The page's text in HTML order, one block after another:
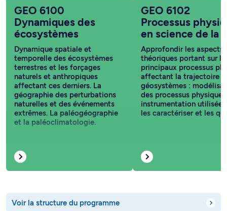
GEO 6100
Dynamiques des
écosystèmes
Dynamique spatiale et
temporelle des écosystèmes
terrestres et les forçages
naturels et anthropiques
affectant ces derniers. La
géographie des perturbations
naturelles et des événements
extrêmes. La paléogéographie
et la paléoclimatologie.
GEO 6102
Processus
en science de la
Approfondir les aspects
théoriques portant sur
principaux processus
affectant la trajectoire
géosystèmes :
des processus
instrumentation utilisée
les caractériser et les
Voir la structure du programme